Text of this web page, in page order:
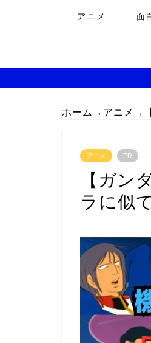
アニメ 面
ホーム → アニメ →
アニメ PR
【ガン
ラに似